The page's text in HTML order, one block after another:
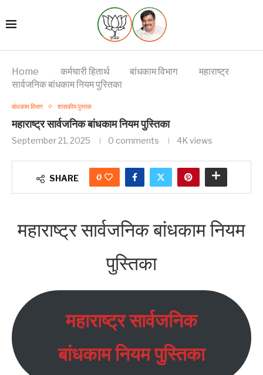
Home कर्मचारी हितार्थ बांधकाम विभाग
महाराष्ट्र
सार्वजनिक बांधकाम नियम पुस्तिका
बांधकाम विभाग शासकीय पुस्तक
महाराष्ट्र सार्वजनिक बांधकाम नियम पुस्तिका
September 21, 2025 0 comments 4K views
SHARE 0
महाराष्ट्र सार्वजनिक बांधकाम नियम
पुस्तिका
महाराष्ट्र सार्वजनिक
बांधकाम नियम पुस्तिका